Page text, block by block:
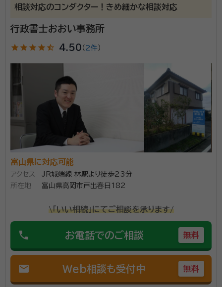
相談対応のコンダクター！きめ細かな相談対応
行政書士おおい事務所
star star star star star_half 4.50 （ 2件 ）
富山県に対応可能
アクセス
JR城端線 林駅より徒歩23分
所在地
富山県高岡市戸出春日182
\「いい相続」にてご相談を承ります/
phone お電話でのご相談 無料
mail Web相談も受付中 無料